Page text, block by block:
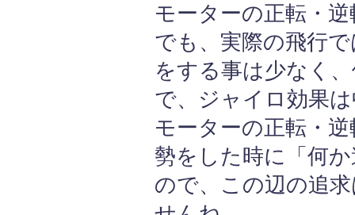
モーターの正転・
でも、実際の飛行
をする事は少なく
で、ジャイロ効果
モーターの正転・
勢をした時に「何
ので、この辺の追